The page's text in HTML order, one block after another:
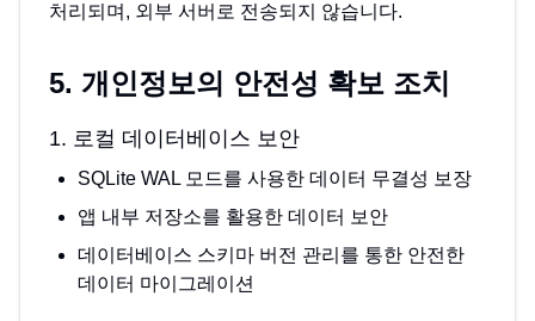
처리되며, 외부 서버로 전송되지 않습니다.
5. 개인정보의 안전성 확보 조치
1. 로컬 데이터베이스 보안
SQLite WAL 모드를 사용한 데이터 무결성 보장
앱 내부 저장소를 활용한 데이터 보안
데이터베이스 스키마 버전 관리를 통한 안전한
데이터 마이그레이션